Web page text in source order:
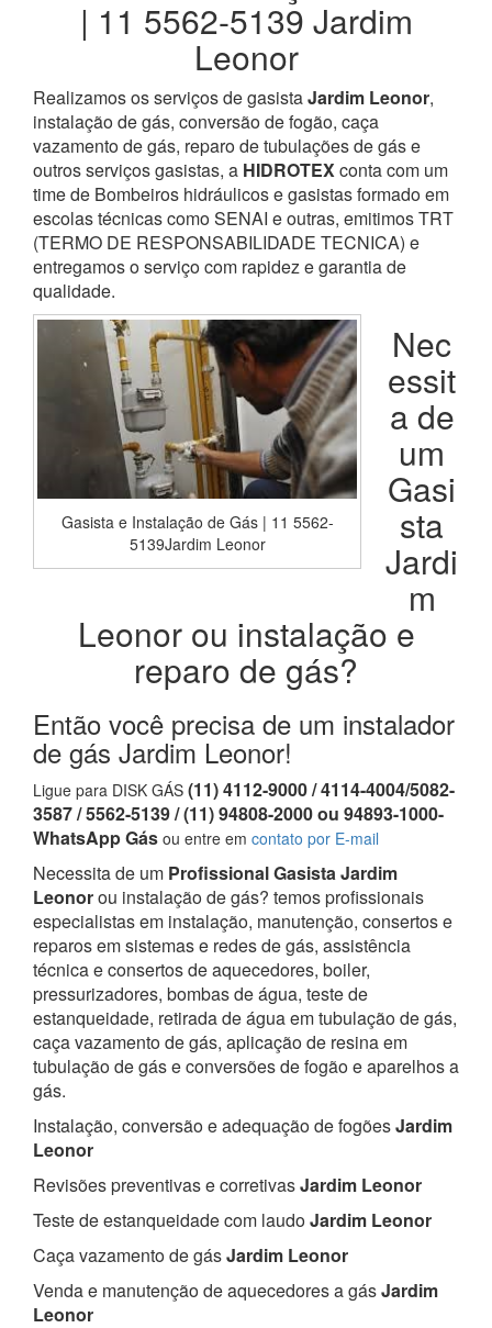
| 11 5562-5139 Jardim
Leonor
Realizamos os serviços de gasistaJardim Leonor,
instalação de gás, conversão de fogão, caça
vazamento de gás, reparo de tubulações de gás e
outros serviços gasistas, a HIDROTEXconta com um
time de Bombeiros hidráulicos e gasistas formado em
escolas técnicas como SENAI e outras, emitimos TRT
(TERMO DE RESPONSABILIDADE TECNICA) e
entregamos o serviço com rapidez e garantia de
qualidade.
Gasista e Instalação de Gás | 11 5562-
5139Jardim Leonor
Nec
essit
a de
um
Gasi
sta
Jardi
m
Leonor ou instalação e
reparo de gás?
Então você precisa de um instalador
de gás Jardim Leonor!
Ligue para DISK GÁS (11) 4112-9000 / 4114-4004/5082-
3587 / 5562-5139 / (11) 94808-2000 ou 94893-1000-
WhatsApp Gás ou entre em contato por E-mail
Necessita de um Profissional Gasista Jardim
Leonorou instalação de gás? temos profissionais
especialistas em instalação, manutenção, consertos e
reparos em sistemas e redes de gás, assistência
técnica e consertos de aquecedores, boiler,
pressurizadores, bombas de água, teste de
estanqueidade, retirada de água em tubulação de gás,
caça vazamento de gás, aplicação de resina em
tubulação de gás e conversões de fogão e aparelhos a
gás.
Instalação, conversão e adequação de fogõesJardim
Leonor
Revisões preventivas e corretivasJardim Leonor
Teste de estanqueidade com laudoJardim Leonor
Caça vazamento de gásJardim Leonor
Venda e manutenção de aquecedores a gásJardim
Leonor